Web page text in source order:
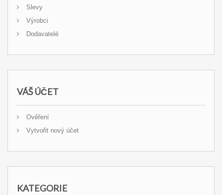
Slevy
Výrobci
Dodavatelé
VÁŠ ÚČET
Ověření
Vytvořit nový účet
KATEGORIE